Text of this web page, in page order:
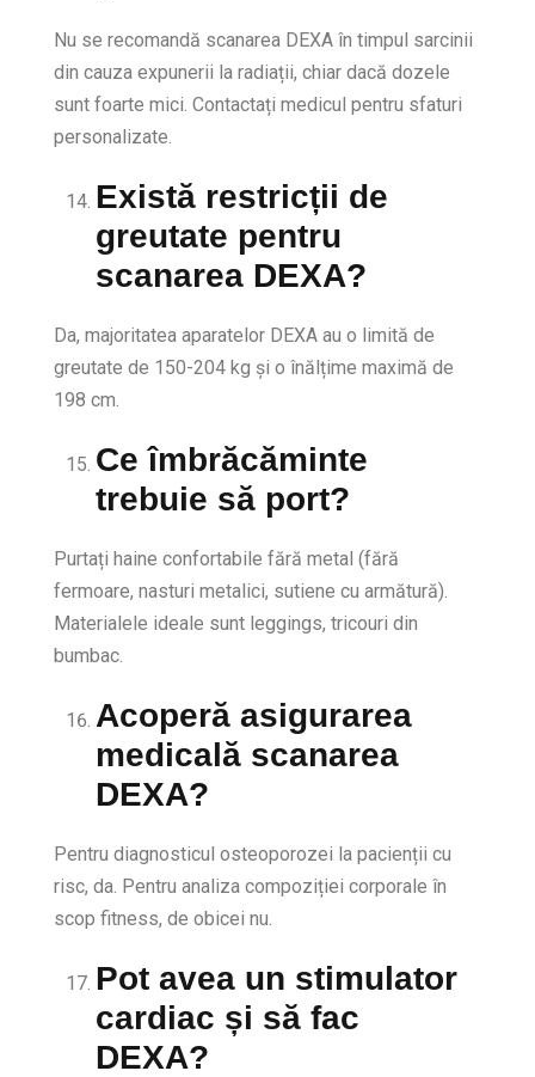
Nu se recomandă scanarea DEXA în timpul sarcinii
din cauza expunerii la radiații, chiar dacă dozele
sunt foarte mici. Contactați medicul pentru sfaturi
personalizate.
Există restricții de
greutate pentru
scanarea DEXA?
Da, majoritatea aparatelor DEXA au o limită de
greutate de 150-204 kg și o înălțime maximă de
198 cm.
Ce îmbrăcăminte
trebuie să port?
Purtați haine confortabile fără metal (fără
fermoare, nasturi metalici, sutiene cu armătură).
Materialele ideale sunt leggings, tricouri din
bumbac.
Acoperă asigurarea
medicală scanarea
DEXA?
Pentru diagnosticul osteoporozei la pacienții cu
risc, da. Pentru analiza compoziției corporale în
scop fitness, de obicei nu.
Pot avea un stimulator
cardiac și să fac
DEXA?